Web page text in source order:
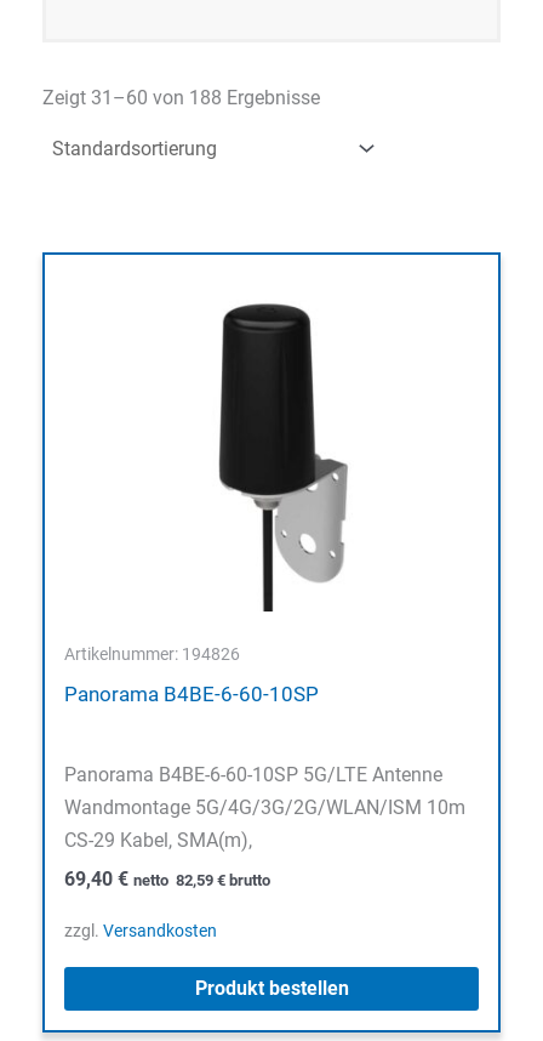
Zeigt 31–60 von 188 Ergebnisse
Artikelnummer: 194826
Panorama B4BE-6-60-10SP
Panorama B4BE-6-60-10SP 5G/LTE Antenne
Wandmontage 5G/4G/3G/2G/WLAN/ISM 10m
CS-29 Kabel, SMA(m),
69,40 € netto 82,59 € brutto
zzgl. Versandkosten
Produkt bestellen